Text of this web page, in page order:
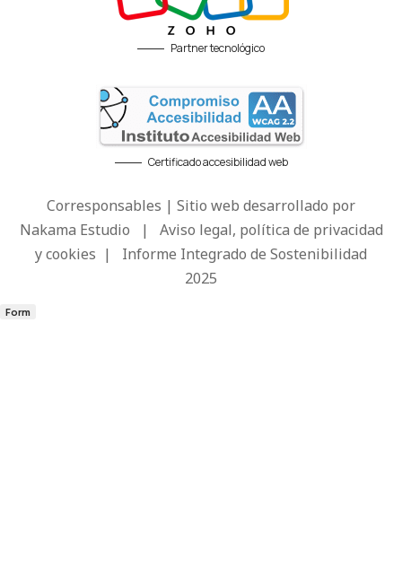
Partner tecnológico
Certificado accesibilidad web
Corresponsables | Sitio web desarrollado por
Nakama Estudio | Aviso legal, política de privacidad
y cookies | Informe Integrado de Sostenibilidad
2025
Form